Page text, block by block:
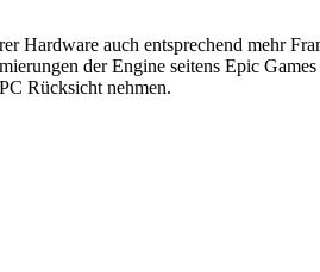
Hardware auch entsprechend mehr
der Engine seitens Epic
Rücksicht nehmen.